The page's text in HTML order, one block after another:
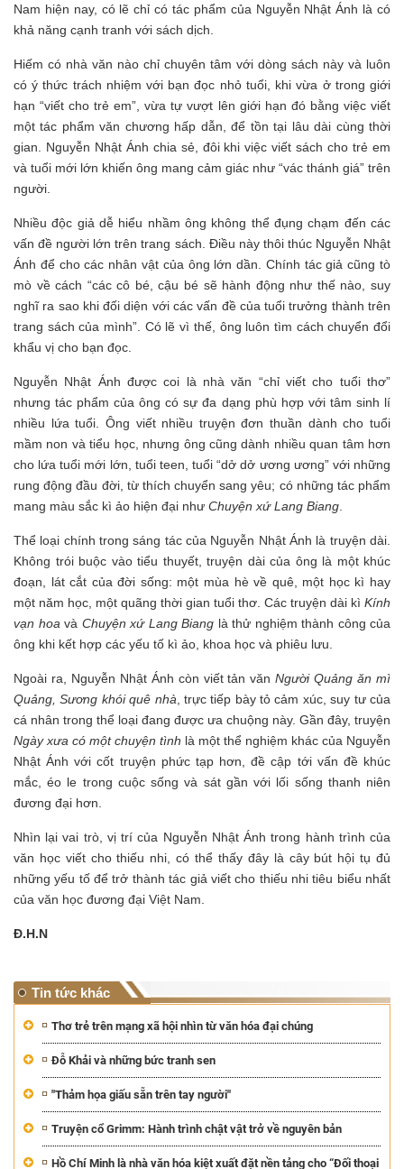
Nam hiện nay, có lẽ chỉ có tác phẩm của Nguyễn Nhật Ánh là có
khả năng cạnh tranh với sách dịch.
Hiếm có nhà văn nào chỉ chuyên tâm với dòng sách này và luôn
có ý thức trách nhiệm với bạn đọc nhỏ tuổi, khi vừa ở trong giới
hạn “viết cho trẻ em”, vừa tự vượt lên giới hạn đó bằng việc viết
một tác phẩm văn chương hấp dẫn, để tồn tại lâu dài cùng thời
gian. Nguyễn Nhật Ánh chia sẻ, đôi khi việc viết sách cho trẻ em
và tuổi mới lớn khiến ông mang cảm giác như “vác thánh giá” trên
người.
Nhiều độc giả dễ hiểu nhầm ông không thể đụng chạm đến các
vấn đề người lớn trên trang sách. Điều này thôi thúc Nguyễn Nhật
Ánh để cho các nhân vật của ông lớn dần. Chính tác giả cũng tò
mò về cách “các cô bé, cậu bé sẽ hành động như thế nào, suy
nghĩ ra sao khi đối diện với các vấn đề của tuổi trưởng thành trên
trang sách của mình”. Có lẽ vì thế, ông luôn tìm cách chuyển đổi
khẩu vị cho bạn đọc.
Nguyễn Nhật Ánh được coi là nhà văn “chỉ viết cho tuổi thơ”
nhưng tác phẩm của ông có sự đa dạng phù hợp với tâm sinh lí
nhiều lứa tuổi. Ông viết nhiều truyện đơn thuần dành cho tuổi
mầm non và tiểu học, nhưng ông cũng dành nhiều quan tâm hơn
cho lứa tuổi mới lớn, tuổi teen, tuổi “dở dở ương ương” với những
rung động đầu đời, từ thích chuyển sang yêu; có những tác phẩm
mang màu sắc kì ảo hiện đại như Chuyện xứ Lang Biang
Thể loại chính trong sáng tác của Nguyễn Nhật Ánh là truyện dài.
Không trói buộc vào tiểu thuyết, truyện dài của ông là một khúc
đoạn, lát cắt của đời sống: một mùa hè về quê, một học kì hay
một năm học, một quãng thời gian tuổi thơ. Các truyện dài kì Kính
vạn hoa và Chuyện xứ Lang Biang là thử nghiệm thành công của
ông khi kết hợp các yếu tố kì ảo, khoa học và phiêu lưu.
Ngoài ra, Nguyễn Nhật Ánh còn viết tản vănNgười Quảng ăn mì
Quảng, Sương khói quê nhà , trực tiếp bày tỏ cảm xúc, suy tư của
cá nhân trong thể loại đang được ưa chuộng này. Gần đây, truyện
Ngày xưa có một chuyện tình là một thể nghiệm khác của Nguyễn
Nhật Ánh với cốt truyện phức tạp hơn, đề cập tới vấn đề khúc
mắc, éo le trong cuộc sống và sát gần với lối sống thanh niên
đương đại hơn.
Nhìn lại vai trò, vị trí của Nguyễn Nhật Ánh trong hành trình của
văn học viết cho thiếu nhi, có thể thấy đây là cây bút hội tụ đủ
những yếu tố để trở thành tác giả viết cho thiếu nhi tiêu biểu nhất
của văn học đương đại Việt Nam.
Đ.H.N
Tin tức khác
Thơ trẻ trên mạng xã hội nhìn từ văn hóa đại chúng
Đỗ Khải và những bức tranh sen
"Thảm họa giấu sẵn trên tay người"
Truyện cổ Grimm: Hành trình chật vật trở về nguyên bản
Hồ Chí Minh là nhà văn hóa kiệt xuất đặt nền tảng cho “Đối thoại